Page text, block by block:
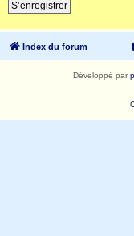
S’enregistrer
Index du forum
Développé par